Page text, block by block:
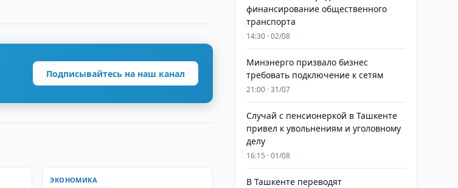
Подписывайтесь на наш канал
ЭКОНОМИКА
финансирование общественного
транспорта
14:30 · 02/08
Минэнерго призвало бизнес
требовать подключение к сетям
21:00 · 31/07
Случай с пенсионеркой в Ташкенте
привел к увольнениям и уголовному
делу
16:15 · 01/08
В Ташкенте переводят